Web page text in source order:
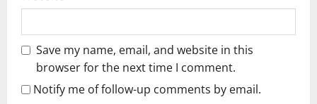
Save my name, email, and website in this
browser for the next time I comment.
Notify me of follow-up comments by email.